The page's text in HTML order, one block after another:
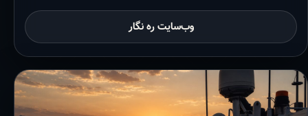
وب‌سایت ره نگار